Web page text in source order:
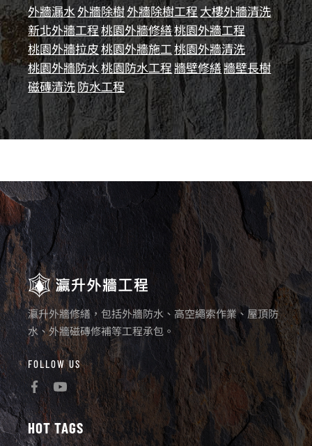
外牆漏水外牆除樹外牆除樹工程 大樓外牆清洗
新北外牆工程桃園外牆修繕桃園外牆工程
桃園外牆拉皮桃園外牆施工 桃園外牆清洗
桃園外牆防水 桃園防水工程 牆壁修繕牆壁長樹
磁磚清洗防水工程
瀛升外牆修繕，包括外牆防水、高空繩索作業、屋頂防
水、外牆磁磚修補等工程承包。
FOLLOW US
HOT TAGS